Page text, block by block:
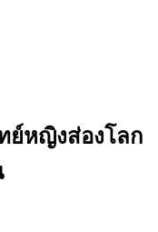
ย์หญิงส่องโลก